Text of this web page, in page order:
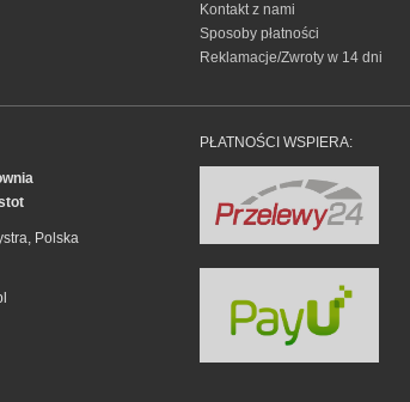
Kontakt z nami
Sposoby płatności
Reklamacje/Zwroty w 14 dni
Polska
PŁATNOŚCI WSPIERA: